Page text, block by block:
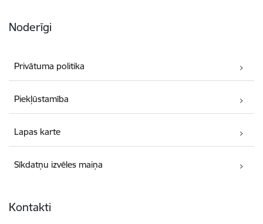
Noderīgi
Privātuma politika
Piekļūstamība
Lapas karte
Sīkdatņu izvēles maiņa
Kontakti